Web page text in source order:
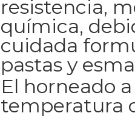
resistencia,
química,
cuidada
pastas y
El horneado
temperatura